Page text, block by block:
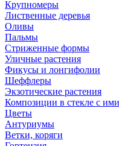
Крупномеры
Лиственные деревья
Оливы
Пальмы
Стриженные формы
Уличные растения
Фикусы и лонгифолии
Шеффлеры
Экзотические растения
Композиции в стекле с
Цветы
Антуриумы
Ветки, коряги